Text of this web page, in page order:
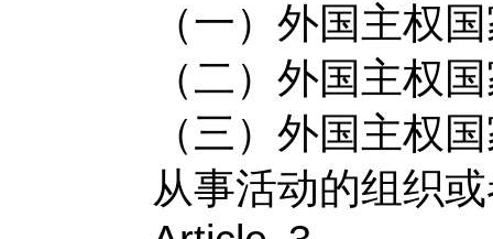
（一）外国主权
（二）外国主权
（三）外国主权
从事活动的组织